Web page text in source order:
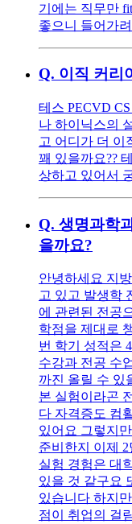
기에는 직무만
좋으니 들어가
Q. 이직 커리
테스 PECVD
나 하이닉스의
고 어디가 더 이
꽤 있을까요??
상하고 있어서
Q. 생명과학
을까요?
안녕하세요 지
고 있고 발생학
에 관련된 전공
학점을 제대로
번 학기 성적은
수강과 전공 수
까진 올릴 수 있
본 실험이라곤
다 자격증도 컴
있어요 그렇지
준비한지 이제
실험 경험은 대
있을 것 같구요
있습니다 하지
점이 취업의 걸